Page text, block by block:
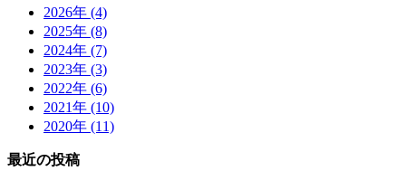
2026年 (4)
2025年 (8)
2024年 (7)
2023年 (3)
2022年 (6)
2021年 (10)
2020年 (11)
最近の投稿